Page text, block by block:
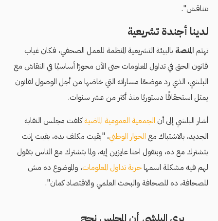
تتناقش".
لدينا أجندة تشريعية
تهتم المنصة بالبيئة التشريعية المنظمة للعمل الصحفي، فكان غياب
قانون الحق في تداول المعلومات حتى الآن محورًا أساسيًا في النقاش مع
البلشي، الذي رد موضحًا مساراته التي خاضها من أجل الوصول لقانون
يمثل استحقاقًا دستوريًا منذ أكثر من عشر سنوات.
أشار البلشي إلى أن الجمعية العمومية الماضيةكلفت مجلس النقابة
الجديد، بالاشتباك مع الحوار الوطني، "بقيت مكلف بده، بقيت إنت
بتشترك مع ده، وبتقول احنا عايزين إيه، ولما بتشترك مع الناس بتقول
لهم فيه مشكلة اسمهاحرية تداول المعلومات، والموضوع ده مش
للصحافة، ده للصحافة والبحث العلمي والاقتصاد كمان".